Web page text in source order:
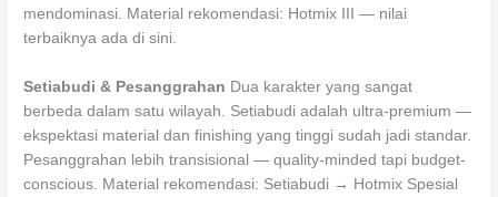
mendominasi. Material rekomendasi: Hotmix III — nilai
terbaiknya ada di sini.
Setiabudi & Pesanggrahan Dua karakter yang sangat
berbeda dalam satu wilayah. Setiabudi adalah ultra-premium —
ekspektasi material dan finishing yang tinggi sudah jadi standar.
Pesanggrahan lebih transisional — quality-minded tapi budget-
conscious. Material rekomendasi: Setiabudi → Hotmix Spesial